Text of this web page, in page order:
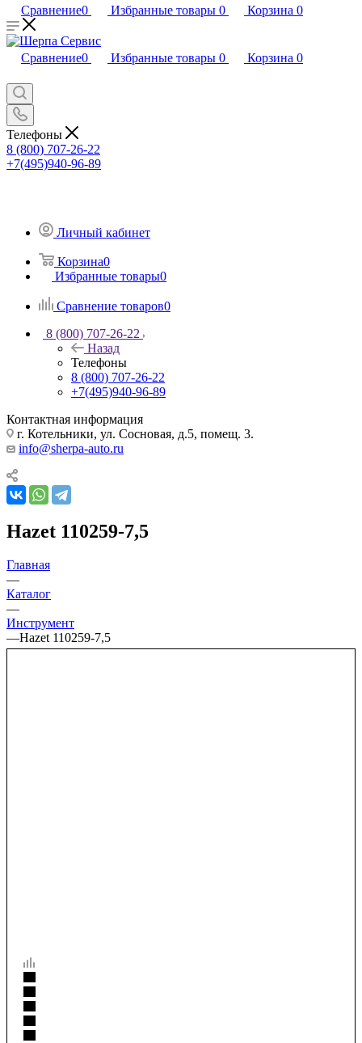
Сравнение0 Избранные товары 0 Корзина 0
Сравнение0 Избранные товары 0 Корзина 0
Телефоны
8 (800) 707-26-22
+7(495)940-96-89
Личный кабинет
Корзина0
Избранные товары0
Сравнение товаров0
8 (800) 707-26-22
Назад
Телефоны
8 (800) 707-26-22
+7(495)940-96-89
Контактная информация
г. Котельники, ул. Сосновая, д.5, помещ. 3.
info@sherpa-auto.ru
Hazet 110259-7,5
Главная
—
Каталог
—
Инструмент
—Hazet 110259-7,5